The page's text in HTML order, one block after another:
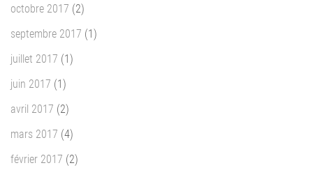
octobre 2017 (2)
septembre 2017 (1)
juillet 2017 (1)
juin 2017 (1)
avril 2017 (2)
mars 2017 (4)
février 2017 (2)